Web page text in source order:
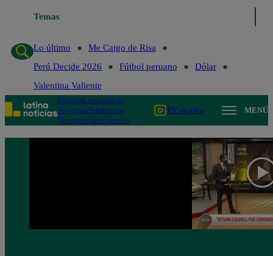
Temas
Lo último Me Caigo de Risa
Lo último
Me Caigo de Risa
Perú Decide 2026
Fútbol peruano
Dólar
Valentina Valiente
PolíticaLimaMundo
Te ayudoTendencias
DeportesEspectáculos
TV en vivo MENÚ